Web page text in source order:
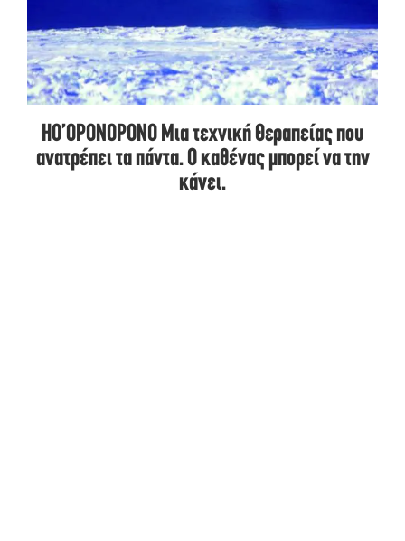
HO’OPONOPONO Μια τεχνική Θεραπείας που
ανατρέπει τα πάντα. Ο καθένας μπορεί να την
κάνει.